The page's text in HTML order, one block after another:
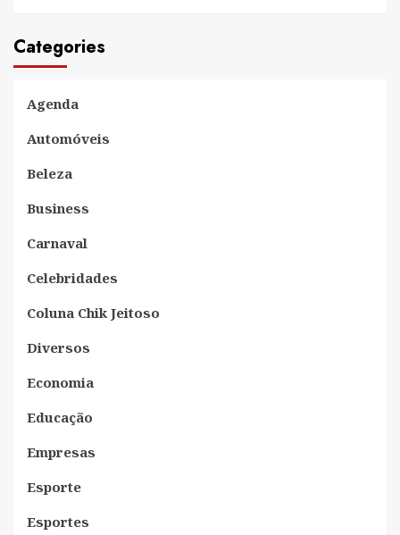
Categories
Agenda
Automóveis
Beleza
Business
Carnaval
Celebridades
Coluna Chik Jeitoso
Diversos
Economia
Educação
Empresas
Esporte
Esportes